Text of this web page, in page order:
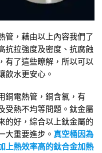
管，藉由以上內容我們了
抗拉強度及密度、抗腐蝕
有了這些瞭解，所以可以
飲水更安心。
銅電熱管，銅含氯，有
受熱不均等問題。鈦金屬
的好，綜合以上鈦金屬的
大重要進步。 真空桶因為
上熱效率高的鈦合金加熱